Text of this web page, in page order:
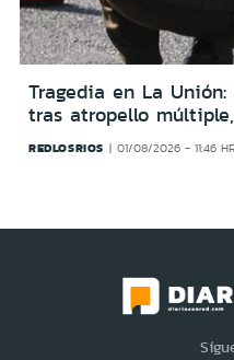
Tragedia en La
tras atropello
REDLOSRIOS 01/08/2026 - 11:46